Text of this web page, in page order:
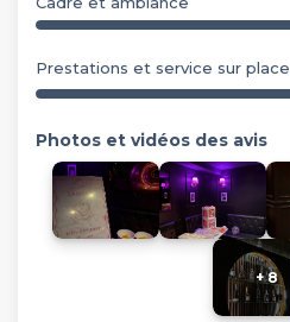
Prestations et service sur place
Photos et vidéos des avis
+ 8